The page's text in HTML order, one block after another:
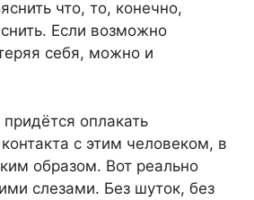
что, то, конечно,
Если возможно
себя, можно и
оплакать
с этим человеком, в
образом. Вот реально
слезами. Без шуток, без